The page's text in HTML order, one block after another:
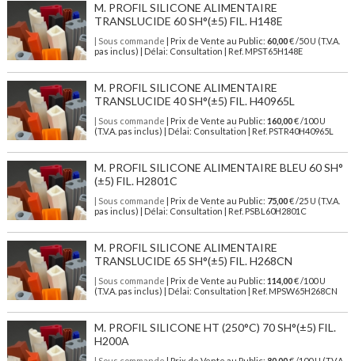
M. PROFIL SILICONE ALIMENTAIRE
TRANSLUCIDE 60 SH°(±5) FIL. H148E
| Sous commande | Prix de Vente au Public: 60,00€ /50 U (T.V.A.
pas inclus) | Délai: Consultation | Ref. MPST65H148E
M. PROFIL SILICONE ALIMENTAIRE
TRANSLUCIDE 40 SH°(±5) FIL. H40965L
| Sous commande | Prix de Vente au Public: 160,00€ /100 U
(T.V.A. pas inclus) | Délai: Consultation | Ref. PSTR40H40965L
M. PROFIL SILICONE ALIMENTAIRE BLEU 60 SH°
(±5) FIL. H2801C
| Sous commande | Prix de Vente au Public: 75,00€ /25 U (T.V.A.
pas inclus) | Délai: Consultation | Ref. PSBL60H2801C
M. PROFIL SILICONE ALIMENTAIRE
TRANSLUCIDE 65 SH°(±5) FIL. H268CN
| Sous commande | Prix de Vente au Public: 114,00€ /100 U
(T.V.A. pas inclus) | Délai: Consultation | Ref. MPSW65H268CN
M. PROFIL SILICONE HT (250°C) 70 SH°(±5) FIL.
H200A